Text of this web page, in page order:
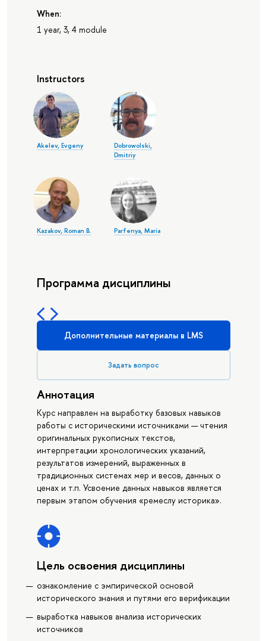
When:
1 year, 3, 4 module
Instructors
Akelev, Evgeny
Dobrowolski,
Dmitriy
Kazakov, Roman B. Parfenya, Maria
Программа дисциплины
Дополнительные материалы в LMS
Задать вопрос
Аннотация
Курс направлен на выработку базовых навыков
работы с историческими источниками — чтения
оригинальных рукописных текстов,
интерпретации хронологических указаний,
результатов измерений, выраженных в
традиционных системах мер и весов, данных о
ценах и т.п. Усвоение данных навыков является
первым этапом обучения «ремеслу историка».
Цель освоения дисциплины
ознакомление с эмпирической основой
исторического знания и путями его верификации
выработка навыков анализа исторических
источников